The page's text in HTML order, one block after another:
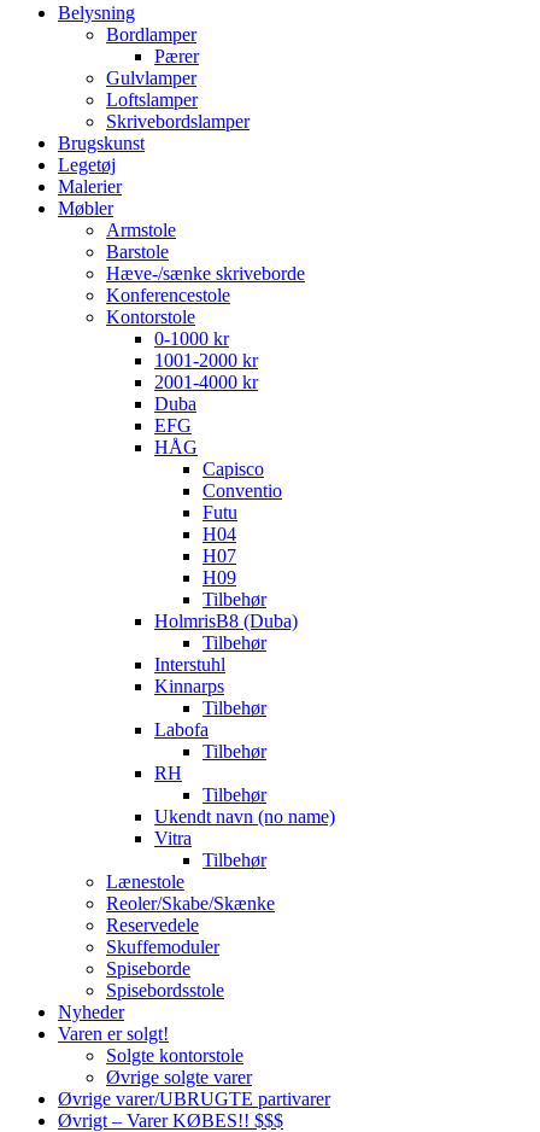
Belysning
Bordlamper
Pærer
Gulvlamper
Loftslamper
Skrivebordslamper
Brugskunst
Legetøj
Malerier
Møbler
Armstole
Barstole
Hæve-/sænke skriveborde
Konferencestole
Kontorstole
0-1000 kr
1001-2000 kr
2001-4000 kr
Duba
EFG
HÅG
Capisco
Conventio
Futu
H04
H07
H09
Tilbehør
HolmrisB8 (Duba)
Tilbehør
Interstuhl
Kinnarps
Tilbehør
Labofa
Tilbehør
RH
Tilbehør
Ukendt navn (no name)
Vitra
Tilbehør
Lænestole
Reoler/Skabe/Skænke
Reservedele
Skuffemoduler
Spiseborde
Spisebordsstole
Nyheder
Varen er solgt!
Solgte kontorstole
Øvrige solgte varer
Øvrige varer/UBRUGTE partivarer
Øvrigt – Varer KØBES!! $$$